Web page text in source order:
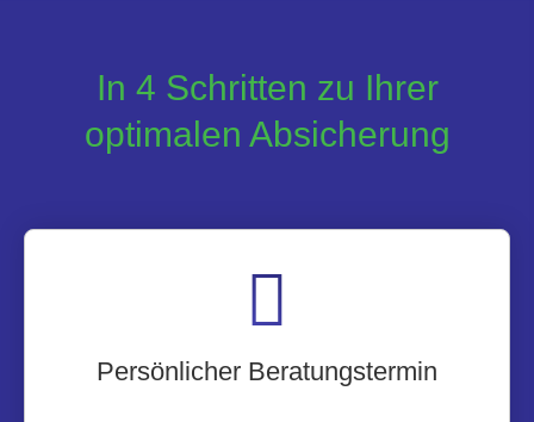
In 4 Schritten zu Ihrer
optimalen Absicherung
Persönlicher Beratungstermin